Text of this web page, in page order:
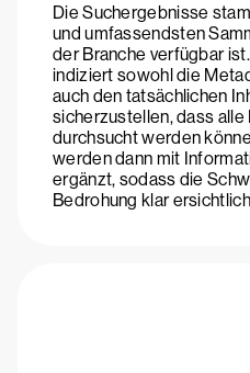
Die Suchergebnisse
und umfassendsten
der Branche verfügbar
indiziert sowohl die
auch den tatsächlichen
sicherzustellen, dass
durchsucht werden
werden dann mit
ergänzt, sodass die
Bedrohung klar